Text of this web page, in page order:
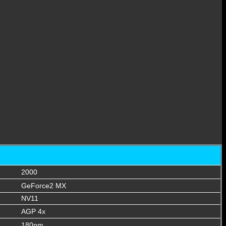
2000
GeForce2 MX
NV11
AGP 4x